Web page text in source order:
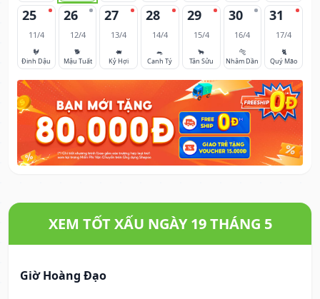
25
11/4
🐓
Đinh Dậu
26
12/4
🐕
Mậu Tuất
27
13/4
🐖
Kỷ Hợi
28
14/4
🐀
Canh Tý
29
15/4
🐂
Tân Sửu
30
16/4
🐅
Nhâm Dần
31
17/4
🐈
Quý Mão
XEM TỐT XẤU NGÀY 19 THÁNG 5
Giờ Hoàng Đạo